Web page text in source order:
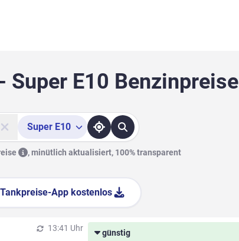
E10 Benzinpreise
Super E10
,minütlich aktualisiert, 100% transparent
App kostenlos
13:41 Uhr
günstig